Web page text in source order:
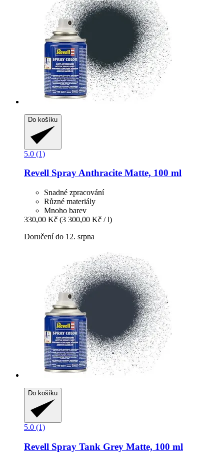
Do košíku
5.0 (1)
Revell Spray Anthracite Matte, 100 ml
Snadné zpracování
Různé materiály
Mnoho barev
330,00 Kč (3 300,00 Kč / l)
Doručení do 12. srpna
Do košíku
5.0 (1)
Revell Spray Tank Grey Matte, 100 ml